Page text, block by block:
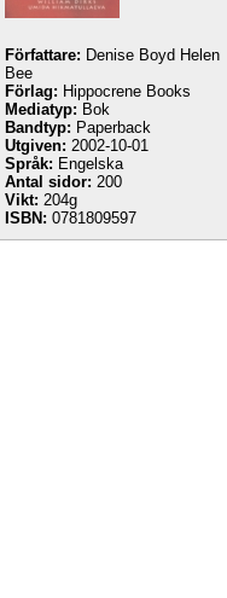
Författare: Denise Boyd Helen
Bee
Förlag: Hippocrene Books
Mediatyp: Bok
Bandtyp: Paperback
Utgiven: 2002-10-01
Språk: Engelska
Antal sidor: 200
Vikt: 204g
ISBN: 0781809597